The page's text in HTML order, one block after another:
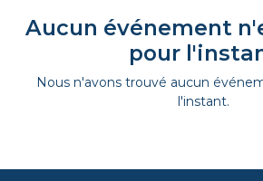
Aucun événement
pour
Nous n'avons trouvé aucun
l'instant.